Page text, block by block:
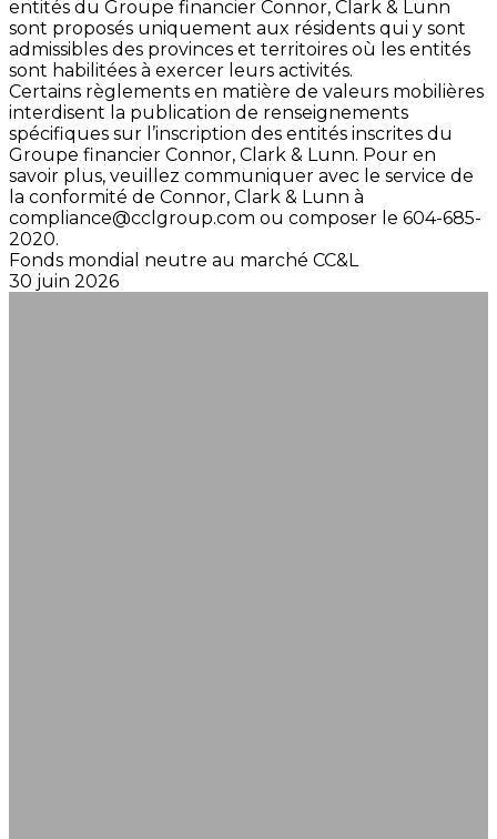
entités du Groupe financier Connor, Clark & Lunn
sont proposés uniquement aux résidents qui y sont
admissibles des provinces et territoires où les entités
sont habilitées à exercer leurs activités.
Certains règlements en matière de valeurs mobilières
interdisent la publication de renseignements
spécifiques sur l’inscription des entités inscrites du
Groupe financier Connor, Clark & Lunn. Pour en
savoir plus, veuillez communiquer avec le service de
la conformité de Connor, Clark & Lunn à
compliance@cclgroup.com ou composer le 604-685-
2020.
Fonds mondial neutre au marché CC&L
30 juin 2026